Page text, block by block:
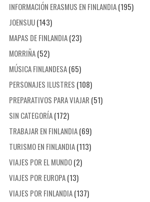
INFORMACIÓN ERASMUS EN FINLANDIA(195)
JOENSUU(143)
MAPAS DE FINLANDIA(23)
MORRIÑA(52)
MÚSICA FINLANDESA(65)
PERSONAJES ILUSTRES (108)
PREPARATIVOS PARA VIAJAR (51)
SIN CATEGORÍA(172)
TRABAJAR EN FINLANDIA(69)
TURISMO EN FINLANDIA(113)
VIAJES POR EL MUNDO(2)
VIAJES POR EUROPA(13)
VIAJES POR FINLANDIA(137)